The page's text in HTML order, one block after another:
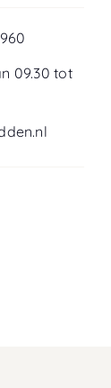
09.30 tot